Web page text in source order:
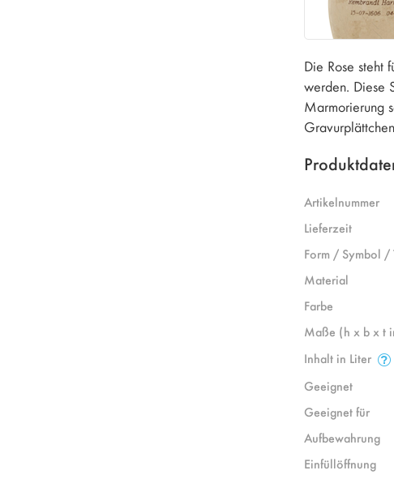
Die Rose steht
werden. Diese
Marmorierung
Artikelnummer
Lieferzeit
Form / Symbol /
Material
Farbe
Maße (h x b x t
Inhalt in Liter
Geeignet
Geeignet für
Aufbewahrung
Einfüllöffnung